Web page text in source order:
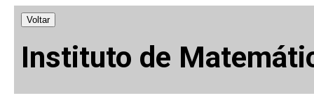
Voltar
Instituto de